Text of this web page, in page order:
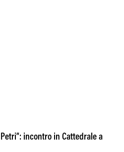
incontro in Cattedrale a